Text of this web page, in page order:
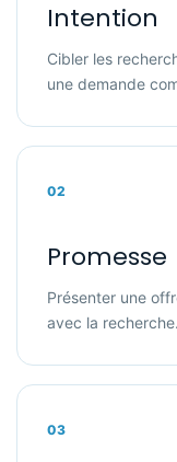
Intention
Cibler les
une demande
02
Promesse
Présenter une
avec la recherche.
03